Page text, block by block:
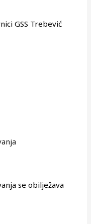
GSS Trebević
se obilježava